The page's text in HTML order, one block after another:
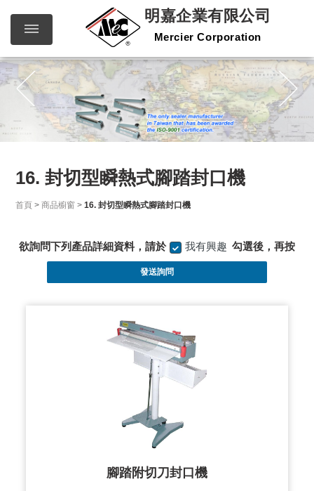
明嘉企
業有限
公司
Mercier
繁體中文 English
16. 封切型瞬熱式腳踏封口機
首頁 >商品櫥窗 >16. 封切型瞬熱式腳踏封口機
欲詢問下列產品詳細資料，請於 我有興趣 勾選後，再按
發送詢問
腳踏附切刀封口機
明嘉企業有限公司
Mercier Corporation